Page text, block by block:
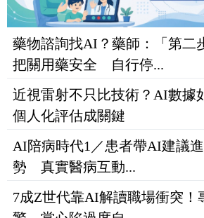
藥物諮詢找AI？藥師：「第二
把關用藥安全 自行停...
近視雷射不只比技術？AI數據
個人化評估成關鍵
AI陪病時代1／患者帶AI建議
勢 真實醫病互動...
7成Z世代靠AI解讀職場衝突！